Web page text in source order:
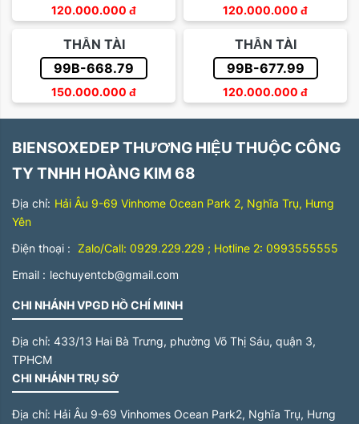
120.000.000 đ 120.000.000 đ
THẦN TÀI
99B-668.79
150.000.000 đ
THẦN TÀI
99B-677.99
120.000.000 đ
BIENSOXEDEP THƯƠNG HIỆU THUỘC CÔNG
TY TNHH HOÀNG KIM 68
Địa chỉ: Hải Âu 9-69 Vinhome Ocean Park 2, Nghĩa Trụ, Hưng
Yên
Điện thoại : Zalo/Call: 0929.229.229 ; Hotline 2: 0993555555
Email : lechuyentcb@gmail.com
CHI NHÁNH VPGD HỒ CHÍ MINH
Địa chỉ: 433/13 Hai Bà Trưng, phường Võ Thị Sáu, quận 3,
TPHCM
CHI NHÁNH TRỤ SỞ
Địa chỉ: Hải Âu 9-69 Vinhomes Ocean Park2, Nghĩa Trụ, Hưng